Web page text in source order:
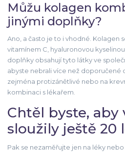
Můžu kolagen
jinými doplňky?
Ano, a často je to i vhodné. Kolagen
vitamínem C, hyaluronovou
doplňky obsahují tyto látky ve
abyste nebrali více než doporučené
zejména protizánětlivé nebo na
kombinaci s lékařem.
Chtěl byste,
sloužily ještě 20
Pak se nezaměřujte jen na léky